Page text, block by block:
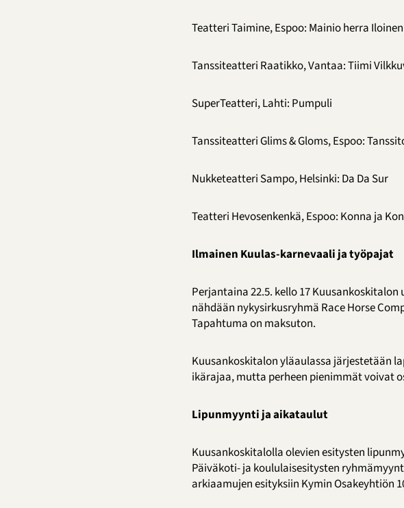
Teatteri Taimine, Espoo: Mainio herra Iloinen
Tanssiteatteri Raatikko, Vantaa: Tiimi
SuperTeatteri, Lahti: Pumpuli
Tanssiteatteri Glims & Gloms, Espoo:
Nukketeatteri Sampo, Helsinki: Da Da Sur
Teatteri Hevosenkenkä, Espoo: Konna ja
Ilmainen Kuulas-karnevaali ja työpajat
Perjantaina 22.5. kello 17
nähdään nykysirkusryhmä Race Horse
Tapahtuma on maksuton.
Kuusankoskitalon yläaulassa järjestetään
ikärajaa, mutta perheen pienimmät voivat
Lipunmyynti ja aikataulut
Kuusankoskitalolla olevien esitysten
Päiväkoti- ja koululaisesitysten
arkiaamujen esityksiin Kymin Osakeyhtiön